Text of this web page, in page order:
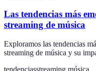
Las tendencias más
streaming de música
Exploramos las tendencias
streaming de música y su
tendenciasstreaming música